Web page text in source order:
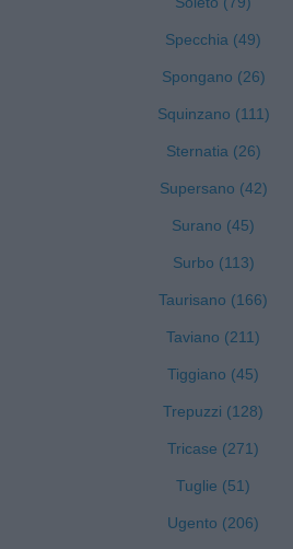
Specchia (49)
Spongano (26)
Squinzano (111)
Sternatia (26)
Supersano (42)
Surano (45)
Surbo (113)
Taurisano (166)
Taviano (211)
Tiggiano (45)
Trepuzzi (128)
Tricase (271)
Tuglie (51)
Ugento (206)